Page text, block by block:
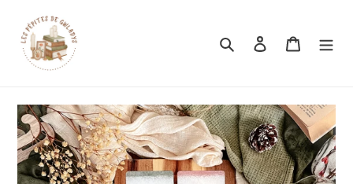
RechercherSe connecter
Panier